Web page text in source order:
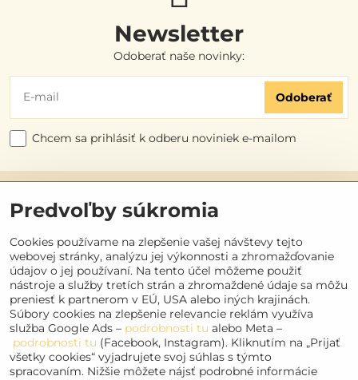
Newsletter
Odoberať naše novinky:
Odoberať
Chcem sa prihlásiť k odberu noviniek e-mailom
Užitočné odkazy
Objednávky
Kontakt
Sociálne siete
Facebook
Instagram
Predvoľby súkromia
Cookies používame na zlepšenie vašej návštevy tejto
webovej stránky, analýzu jej výkonnosti a zhromažďovanie
údajov o jej používaní. Na tento účel môžeme použiť
nástroje a služby tretích strán a zhromaždené údaje sa môžu
preniesť k partnerom v EÚ, USA alebo iných krajinách.
Súbory cookies na zlepšenie relevancie reklám využíva
služba Google Ads – podrobnosti tu alebo Meta –
podrobnosti tu (Facebook, Instagram). Kliknutím na „Prijať
všetky cookies“ vyjadrujete svoj súhlas s týmto
spracovaním. Nižšie môžete nájsť podrobné informácie